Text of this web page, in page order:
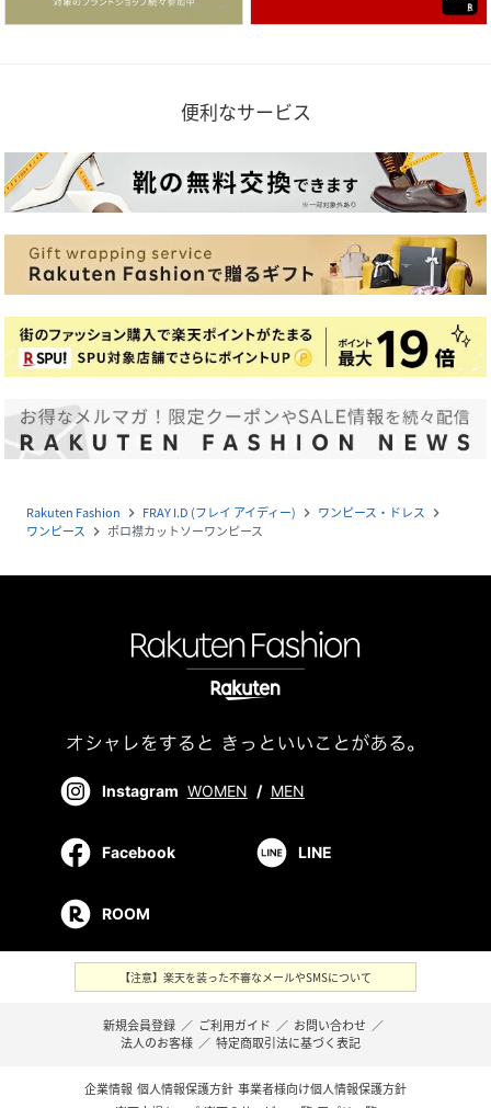
便利なサービス
Rakuten Fashion navigate_next FRAY I.D (フレイ アイディー) navigate_next ワンピース・ドレス navigate_next
ワンピース navigate_next ポロ襟カットソーワンピース
Instagram WOMEN / MEN
Facebook LINE
ROOM
【注意】楽天を装った不審なメールやSMSについて
新規会員登録 ／ ご利用ガイド ／ お問い合わせ ／
法人のお客様 ／ 特定商取引法に基づく表記
企業情報 個人情報保護方針 事業者様向け個人情報保護方針